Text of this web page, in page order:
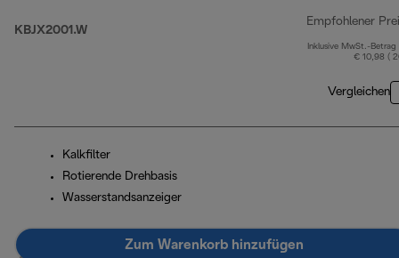
KBJX2001.W
Empfohlener
Inklusive MwSt.-Betrag
€ 10,98 (
Vergleichen
Kalkfilter
Rotierende Drehbasis
Wasserstandsanzeiger
Zum Warenkorb hinzufügen